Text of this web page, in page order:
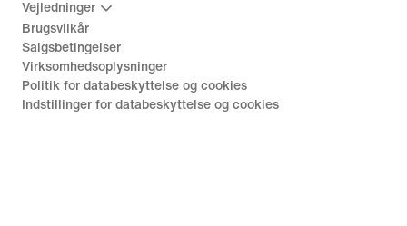
Vejledninger
Brugsvilkår
Salgsbetingelser
Virksomhedsoplysninger
Politik for databeskyttelse og cookies
Indstillinger for databeskyttelse og cookies